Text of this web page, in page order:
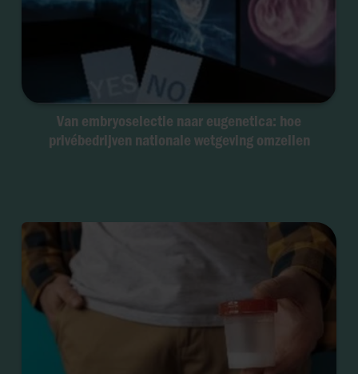
Van embryoselectie naar eugenetica: hoe
privébedrijven nationale wetgeving omzeilen